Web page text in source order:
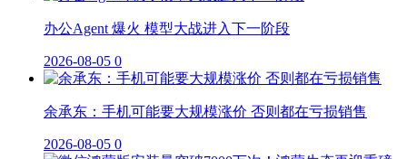
办公Agent 爆火 模型大战进入下一阶段
2026-08-05 0
余承东：手机可能要大规模涨价 否则都在亏损销售
2026-08-05 0